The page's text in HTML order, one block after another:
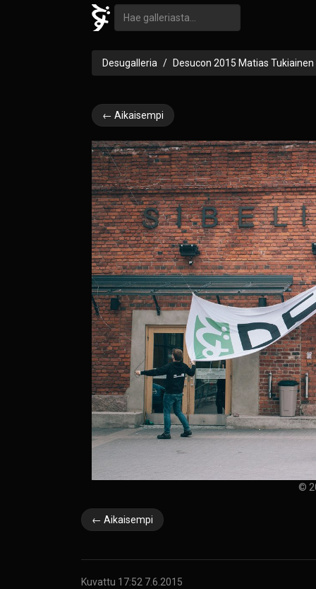
Desugalleria Desucon 2015 Matias Tukiainen
← Aikaisempi
©
← Aikaisempi
Kuvattu 17:52 7.6.2015